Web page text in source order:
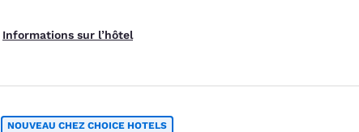
Informations sur l’hôtel
NOUVEAU CHEZ CHOICE HOTELS